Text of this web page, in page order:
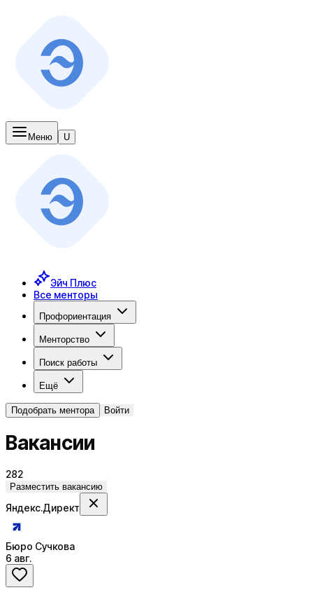
Меню U
Эйч Плюс
Все менторы
Профориентация
Менторство
Поиск работы
Ещё
Подобрать ментора Войти
Вакансии
282
Разместить вакансию
Яндекс.Директ
Бюро Сучкова
6 авг.